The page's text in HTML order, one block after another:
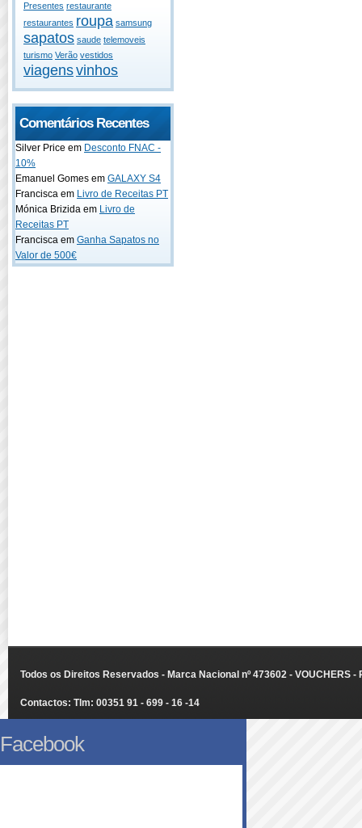
Presentes restaurante
restaurantes roupa samsung
sapatos saude telemoveis
turismo Verão vestidos
viagensvinhos
Comentários Recentes
Silver Price em Desconto FNAC -
10%
Emanuel Gomes em GALAXY S4
Francisca em Livro de Receitas PT
Mónica Brizida em Livro de
Receitas PT
Francisca em Ganha Sapatos no
Valor de 500€
Todos os Direitos Reservados - Marca Nacional nº 473602 - VOUCHERS
Contactos: Tlm: 00351 91 - 699 - 16 -14
Facebook